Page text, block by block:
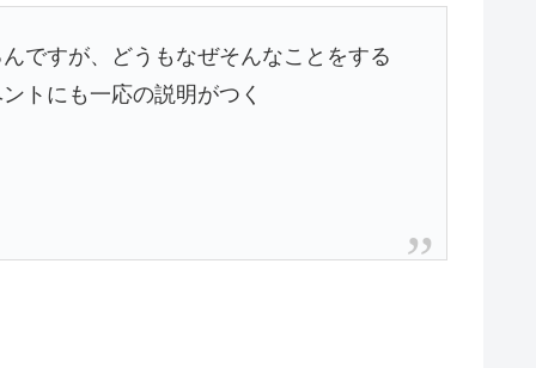
ですが、どうもなぜそんなことをする
トにも一応の説明がつく